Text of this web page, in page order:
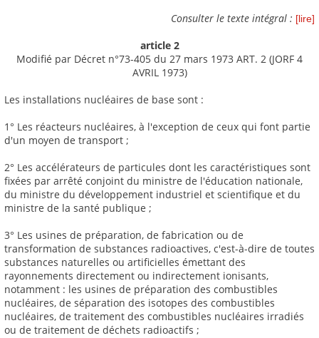
Consulter le texte intégral : [lire]
article 2
Modifié par Décret n°73-405 du 27 mars 1973 ART. 2 (JORF 4
AVRIL 1973)
Les installations nucléaires de base sont :
1° Les réacteurs nucléaires, à l'exception de ceux qui font partie
d'un moyen de transport ;
2° Les accélérateurs de particules dont les caractéristiques sont
fixées par arrêté conjoint du ministre de l'éducation nationale,
du ministre du développement industriel et scientifique et du
ministre de la santé publique ;
3° Les usines de préparation, de fabrication ou de
transformation de substances radioactives, c'est-à-dire de toutes
substances naturelles ou artificielles émettant des
rayonnements directement ou indirectement ionisants,
notamment : les usines de préparation des combustibles
nucléaires, de séparation des isotopes des combustibles
nucléaires, de traitement des combustibles nucléaires irradiés
ou de traitement de déchets radioactifs ;